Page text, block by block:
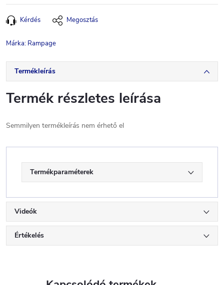
Kérdés Megosztás
Márka: Rampage
Termékleírás
Termék részletes leírása
Semmilyen termékleírás nem érhető el
Termékparaméterek
Videók
Értékelés